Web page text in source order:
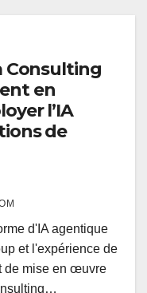
Consulting
en
l’IA
de
d'IA agentique
et l'expérience de
de mise en œuvre